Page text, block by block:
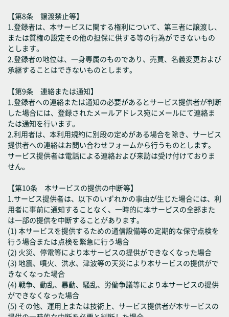
【第8条 譲渡禁止等】
1.登録者は、本サービスに関する権利について、第三者に譲渡し、
または質権の設定その他の担保に供する等の行為ができないもの
とします。
2.登録者の地位は、一身専属のものであり、売買、名義変更および
承継することはできないものとします。
【第9条 連絡または通知】
1.登録者への連絡または通知の必要があるとサービス提供者が判断
した場合には、登録されたメールアドレス宛にメールにて連絡ま
たは通知を行います。
2.利用者は、本利用規約に別段の定めがある場合を除き、サービス
提供者への連絡はお問い合わせフォームから行うものとします。
サービス提供者は電話による連絡および来訪は受け付けておりま
せん。
【第10条 本サービスの提供の中断等】
1.サービス提供者は、以下のいずれかの事由が生じた場合には、利
用者に事前に通知することなく、一時的に本サービスの全部また
は一部の提供を中断することがあります。
(1) 本サービスを提供するための通信設備等の定期的な保守点検を
行う場合または点検を緊急に行う場合
(2) 火災、停電等により本サービスの提供ができなくなった場合
(3) 地震、噴火、洪水、津波等の天災により本サービスの提供がで
きなくなった場合
(4) 戦争、動乱、暴動、騒乱、労働争議等により本サービスの提供
ができなくなった場合
(5) その他、運用上または技術上、サービス提供者が本サービスの